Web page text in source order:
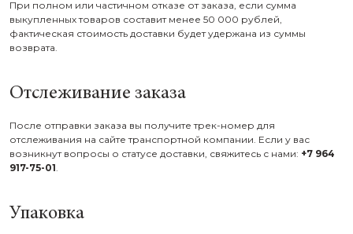
При полном или частичном отказе от заказа, если сумма
выкупленных товаров составит менее 50 000 рублей,
фактическая стоимость доставки будет удержана из суммы
возврата.
Отслеживание заказа
После отправки заказа вы получите трек-номер для
отслеживания на сайте транспортной компании. Если у вас
возникнут вопросы о статусе доставки, свяжитесь с нами: +7 964
917-75-01.
Упаковка